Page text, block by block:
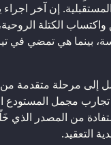
إن آخر
الكتلة
بينما هي تمضي في
إلى مرحلة متقدمة من
مجمل المستودع
من المصدر الذي
التعقيد.